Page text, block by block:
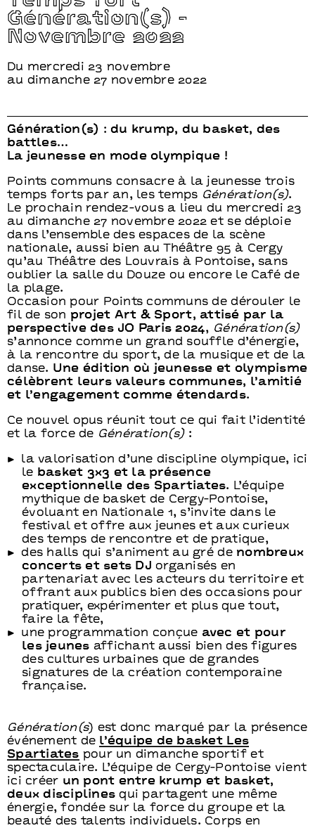
Génération(s) -
Novembre 2022
Du mercredi 23 novembre
au dimanche 27 novembre 2022
Génération(s) : du krump, du basket, des
battles…
La jeunesse en mode olympique !
Points communs consacre à la jeunesse trois
temps forts par an, les temps Génération(s).
Le prochain rendez-vous a lieu du mercredi 23
au dimanche 27 novembre 2022 et se déploie
dans l’ensemble des espaces de la scène
nationale, aussi bien au Théâtre 95 à Cergy
qu’au Théâtre des Louvrais à Pontoise, sans
oublier la salle du Douze ou encore le Café de
la plage.
Occasion pour Points communs de dérouler le
fil de son projet Art & Sport, attisé par la
perspective des JO Paris 2024, Génération(s)
s’annonce comme un grand souffle d’énergie,
à la rencontre du sport, de la musique et de la
danse. Une édition où jeunesse et olympisme
célèbrent leurs valeurs communes, l’amitié
et l’engagement comme étendards.
Ce nouvel opus réunit tout ce qui fait l’identité
et la force de Génération(s):
la valorisation d’une discipline olympique, ici
le basket 3x3 et la présence
exceptionnelle des Spartiates. L’équipe
mythique de basket de Cergy-Pontoise,
évoluant en Nationale 1, s’invite dans le
festival et offre aux jeunes et aux curieux
des temps de rencontre et de pratique,
des halls qui s’animent au gré de nombreux
concerts et sets DJ organisés en
partenariat avec les acteurs du territoire et
offrant aux publics bien des occasions pour
pratiquer, expérimenter et plus que tout,
faire la fête,
une programmation conçue avec et pour
les jeunes affichant aussi bien des figures
des cultures urbaines que de grandes
signatures de la création contemporaine
française.
Génération(s) est donc marqué par la présence
événement de l’équipe de basket Les
Spartiates pour un dimanche sportif et
spectaculaire. L’équipe de Cergy-Pontoise vient
ici créer un pont entre krump et basket,
deux disciplines qui partagent une même
énergie, fondée sur la force du groupe et la
beauté des talents individuels. Corps en